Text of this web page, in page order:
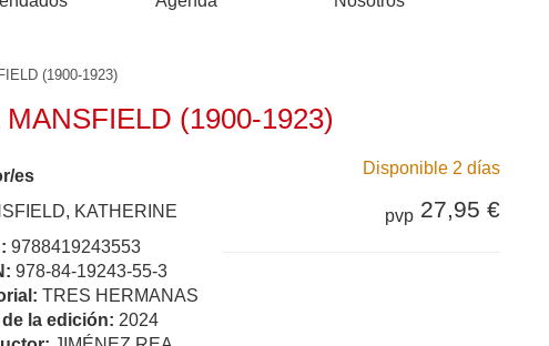
(1900-1923)
(1900-1923)
es
KATHERINE
9788419243553
978-84-19243-55-3
TRES HERMANAS
la edición: 2024
Disponible 2 días
pvp 27,95 €